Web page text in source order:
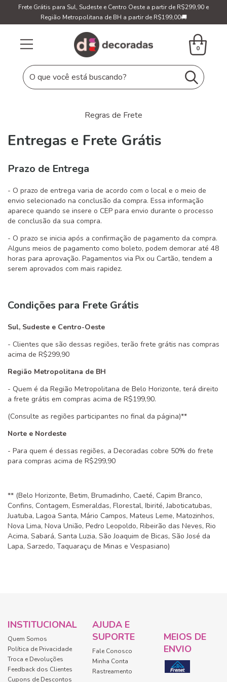
Frete Grátis para Sul, Sudeste e Centro Oeste a partir de R$299,90 e
Região Metropolitana de BH a partir de R$199,00🚚
0
Regras de Frete
Entregas e Frete Grátis
Prazo de Entrega
- O prazo de entrega varia de acordo com o local e o meio de
envio selecionado na conclusão da compra. Essa informação
aparece quando se insere o CEP para envio durante o processo
de conclusão da sua compra.
- O prazo se inicia após a confirmação de pagamento da compra.
Alguns meios de pagamento como boleto, podem demorar até 48
horas para aprovação. Pagamentos via Pix ou Cartão, tendem a
serem aprovados com mais rapidez.
Condições para Frete Grátis
Sul, Sudeste e Centro-Oeste
- Clientes que são dessas regiões, terão frete grátis nas compras
acima de R$299,90
Região Metropolitana de BH
- Quem é da Região Metropolitana de Belo Horizonte, terá direito
a frete grátis em compras acima de R$199,90.
(Consulte as regiões participantes no final da página)**
Norte e Nordeste
- Para quem é dessas regiões, a Decoradas cobre 50% do frete
para compras acima de R$299,90
** (Belo Horizonte, Betim, Brumadinho, Caeté, Capim Branco,
Confins, Contagem, Esmeraldas, Florestal, Ibirité, Jaboticatubas,
Juatuba, Lagoa Santa, Mário Campos, Mateus Leme, Matozinhos,
Nova Lima, Nova União, Pedro Leopoldo, Ribeirão das Neves, Rio
Acima, Sabará, Santa Luzia, São Joaquim de Bicas, São José da
Lapa, Sarzedo, Taquaraçu de Minas e Vespasiano)
INSTITUCIONAL
Quem Somos
Política de Privacidade
Troca e Devoluções
Feedback dos Clientes
Cupons de Descontos
AJUDA E
SUPORTE
Fale Conosco
Minha Conta
Rastreamento
MEIOS DE
ENVIO